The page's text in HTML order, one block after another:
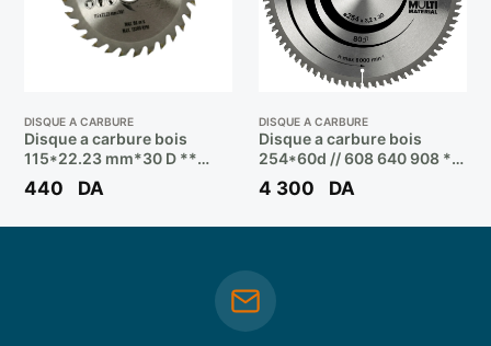
DISQUE A CARBURE
Disque a carbure bois
115*22.23 mm*30 D **
ORKA
440 DA
DISQUE A CARBURE
Disque a carbure bois
254*60d // 608 640 908 **
BOSCH
4 300 DA